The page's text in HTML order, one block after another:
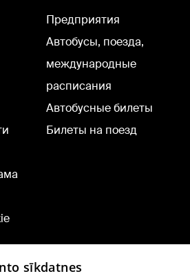
Предприятия
Автобусы, поезда,
международные
расписания
Автобусные билеты
Билеты на поезд
sīkdatnes